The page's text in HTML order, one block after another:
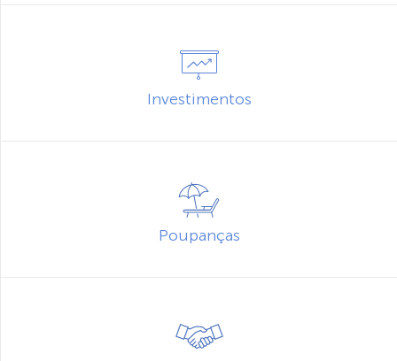
Investimentos
Poupanças